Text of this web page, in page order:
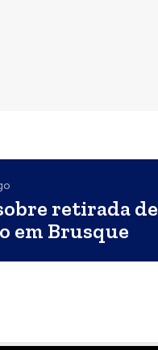
retirada de
em Brusque